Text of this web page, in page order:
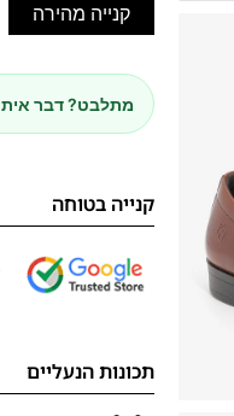
קנייה מהירה
מתלבט? דבר
קנייה בטוחה
תכונות הנעליים